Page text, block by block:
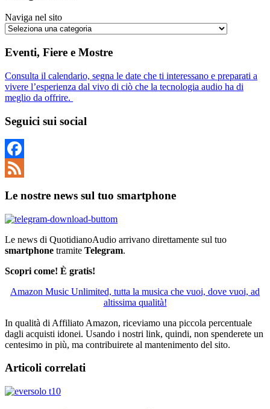
Naviga nel sito
Eventi, Fiere e Mostre
Consulta il calendario, segna le date che ti interessano e preparati a
vivere l’esperienza dal vivo di ciò che la tecnologia audio ha di
meglio da offrire.
Seguici sui social
Facebook
Le nostre news sul tuo smartphone
Le news di QuotidianoAudio arrivano direttamente sul tuo
smartphone tramite Telegram.
Scopri come! È gratis!
Amazon Music Unlimited, tutta la musica che vuoi, dove vuoi, ad
altissima qualità!
In qualità di Affiliato Amazon, riceviamo una piccola percentuale
dagli acquisti idonei. Usando i nostri link, quindi, non spenderete un
centesimo in più, ma contribuirete al mantenimento del sito.
Articoli correlati